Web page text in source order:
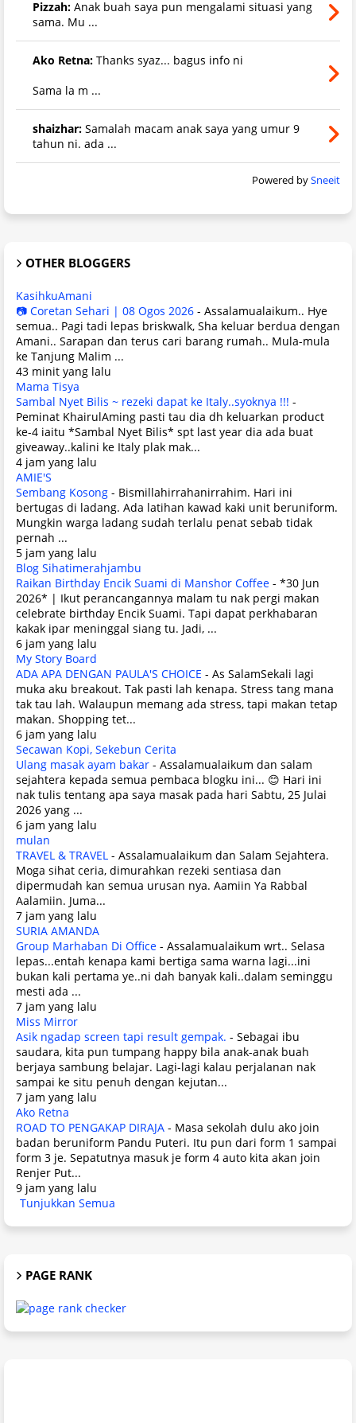
Pizzah: Anak buah saya pun mengalami situasi yang
sama. Mu ...
Ako Retna: Thanks syaz... bagus info ni
Sama la m ...
shaizhar: Samalah macam anak saya yang umur 9
tahun ni. ada ...
Powered bySneeit
OTHER BLOGGERS
KasihkuAmani
📷 Coretan Sehari | 08 Ogos 2026 - Assalamualaikum.. Hye
semua.. Pagi tadi lepas briskwalk, Sha keluar berdua dengan
Amani.. Sarapan dan terus cari barang rumah.. Mula-mula
ke Tanjung Malim ...
43 minit yang lalu
Mama Tisya
Sambal Nyet Bilis ~ rezeki dapat ke Italy..syoknya !!! -
Peminat KhairulAming pasti tau dia dh keluarkan product
ke-4 iaitu *Sambal Nyet Bilis* spt last year dia ada buat
giveaway..kalini ke Italy plak mak...
4 jam yang lalu
AMIE'S
Sembang Kosong - Bismillahirrahanirrahim. Hari ini
bertugas di ladang. Ada latihan kawad kaki unit beruniform.
Mungkin warga ladang sudah terlalu penat sebab tidak
pernah ...
5 jam yang lalu
Blog Sihatimerahjambu
Raikan Birthday Encik Suami di Manshor Coffee - *30 Jun
2026* | Ikut perancangannya malam tu nak pergi makan
celebrate birthday Encik Suami. Tapi dapat perkhabaran
kakak ipar meninggal siang tu. Jadi, ...
6 jam yang lalu
My Story Board
ADA APA DENGAN PAULA'S CHOICE - As SalamSekali lagi
muka aku breakout. Tak pasti lah kenapa. Stress tang mana
tak tau lah. Walaupun memang ada stress, tapi makan tetap
makan. Shopping tet...
6 jam yang lalu
Secawan Kopi, Sekebun Cerita
Ulang masak ayam bakar - Assalamualaikum dan salam
sejahtera kepada semua pembaca blogku ini... 😊 Hari ini
nak tulis tentang apa saya masak pada hari Sabtu, 25 Julai
2026 yang ...
6 jam yang lalu
mulan
TRAVEL & TRAVEL - Assalamualaikum dan Salam Sejahtera.
Moga sihat ceria, dimurahkan rezeki sentiasa dan
dipermudah kan semua urusan nya. Aamiin Ya Rabbal
Aalamiin. Juma...
7 jam yang lalu
SURIA AMANDA
Group Marhaban Di Office - Assalamualaikum wrt.. Selasa
lepas...entah kenapa kami bertiga sama warna lagi...ini
bukan kali pertama ye..ni dah banyak kali..dalam seminggu
mesti ada ...
7 jam yang lalu
Miss Mirror
Asik ngadap screen tapi result gempak. - Sebagai ibu
saudara, kita pun tumpang happy bila anak-anak buah
berjaya sambung belajar. Lagi-lagi kalau perjalanan nak
sampai ke situ penuh dengan kejutan...
7 jam yang lalu
Ako Retna
ROAD TO PENGAKAP DIRAJA - Masa sekolah dulu ako join
badan beruniform Pandu Puteri. Itu pun dari form 1 sampai
form 3 je. Sepatutnya masuk je form 4 auto kita akan join
Renjer Put...
9 jam yang lalu
Tunjukkan Semua
PAGE RANK